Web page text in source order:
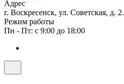
Адрес
г. Воскресенск, ул. Советская, д. 2.
Режим работы
Пн - Пт: с 9:00 до 18:00